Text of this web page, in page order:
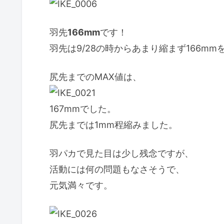
羽先166mmです！
羽先は9/28の時からあまり縮まず166mm
尻先までのMAX値は、
167mmでした。
尻先までは1mm程縮みました。
羽パカで見た目は少し残念ですが、
活動には何の問題もなさそうで、
元気満々です。